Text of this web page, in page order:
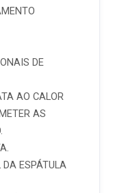
DE
AO CALOR
AS
DA ESPÁTULA